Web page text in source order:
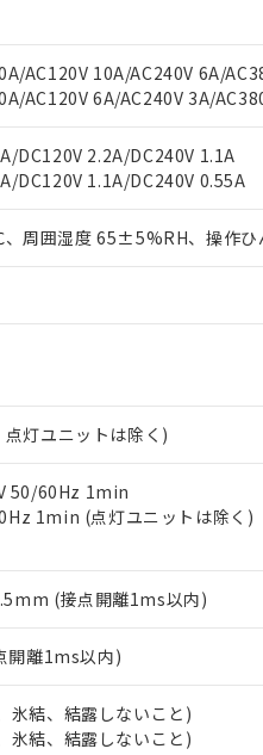
AC120V 10A/AC240V 6A/
AC120V 6A/AC240V 3A/
DC120V 2.2A/DC240V 1.1A
DC120V 1.1A/DC240V 0.55A
周囲湿度 65±5%RH、操作
灯ユニットは除く)
50/60Hz 1min
1min (点灯ユニットは除く)
(接点開離1ms以内)
開離1ms以内)
結、結露しないこと)
結、結露しないこと)
扱商品の中には、本サービス
価格照会結果は、記載してい
た時点での実際の在庫および
び標準価格はお客様のお取引
ください。
売店や当社販売拠点は「販売ネ
価格結果を当社の事前の承諾
品リスト作成サービス）をご
。
ービスに関するお客様との取引
とは、"個人情報の共同利用に
。
1000ppm以下、 カドミウム(Cd)
、ポリ臭化ビフェニル類(PBB)
(DEHP)(別名：DOP) 1000ppm以下、
ル酸ジイソブチル (DIBP) 1000ppm以下
よび制御機器に対する適用除外項目は除
どにより、予定月が前後するこ
ロード
ンロードすることができます。
の非含有証明書
当社基準）
非含有を証明するもので、過
酸エステル類４物質の対応で
対応日を記載しておりました。
庫切替を完了していること
販売部門へお問い合わせくださ
T26572)：
、 Cd(カドミウム) : 100ppm、
ポリ臭化ビフェニル類) :
、 DIBP(フタル酸ジイソブチル) :
キシル)) : 1000ppm
）のすべてが基準値以下であ
において有害物質が外部に漏
販売部門へお問い合わせくださ
をとります。
棄する場合は、完全に破砕す
しません。
第三者に販売する場合は、上
および販売に係わる関係者が違
庫あり
ないが在庫あり
在庫状況については、お客様
社販売員にご確認ください)
また在庫状況の情報を公開して